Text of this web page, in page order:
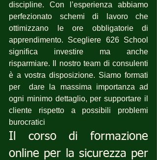
discipline. Con l’esperienza abbiamo
perfezionato schemi di lavoro che
ottimizzano le ore obbligatorie di
apprendimento. Scegliere 626 School
significa investire ma anche
risparmiare. Il nostro team di consulenti
è a vostra disposizione. Siamo formati
per  dare la massima importanza ad
ogni minimo dettaglio, per supportare il
cliente rispetto a possibili problemi
burocratici
Il corso di formazione
online per la sicurezza per